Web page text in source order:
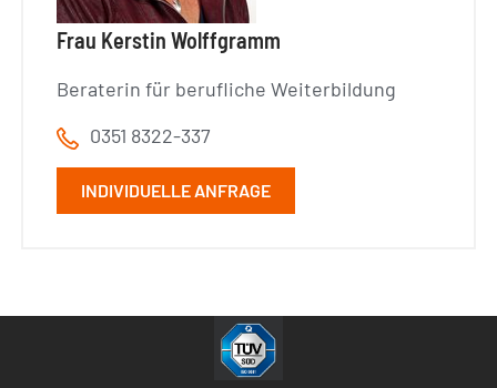
Frau Kerstin Wolffgramm
Beraterin für berufliche Weiterbildung
0351 8322-337
INDIVIDUELLE ANFRAGE